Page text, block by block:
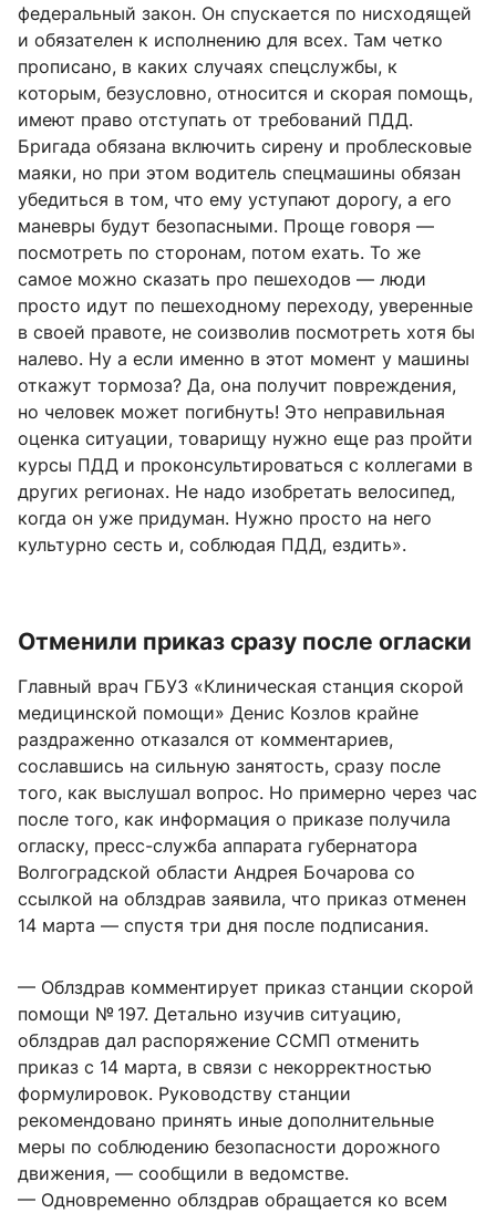
федеральный закон. Он спускается по нисходящей
и обязателен к исполнению для всех. Там четко
прописано, в каких случаях спецслужбы, к
которым, безусловно, относится и скорая помощь,
имеют право отступать от требований ПДД.
Бригада обязана включить сирену и проблесковые
маяки, но при этом водитель спецмашины обязан
убедиться в том, что ему уступают дорогу, а его
маневры будут безопасными. Проще говоря —
посмотреть по сторонам, потом ехать. То же
самое можно сказать про пешеходов — люди
просто идут по пешеходному переходу, уверенные
в своей правоте, не соизволив посмотреть хотя бы
налево. Ну а если именно в этот момент у машины
откажут тормоза? Да, она получит повреждения,
но человек может погибнуть! Это неправильная
оценка ситуации, товарищу нужно еще раз пройти
курсы ПДД и проконсультироваться с коллегами в
других регионах. Не надо изобретать велосипед,
когда он уже придуман. Нужно просто на него
культурно сесть и, соблюдая ПДД, ездить».
Отменили приказ сразу после огласки
Главный врач ГБУЗ «Клиническая станция скорой
медицинской помощи» Денис Козлов крайне
раздраженно отказался от комментариев,
сославшись на сильную занятость, сразу после
того, как выслушал вопрос. Но примерно через час
после того, как информация о приказе получила
огласку, пресс-служба аппарата губернатора
Волгоградской области Андрея Бочарова со
ссылкой на облздрав заявила, что приказ отменен
14 марта — спустя три дня после подписания.
— Облздрав комментирует приказ станции скорой
помощи № 197. Детально изучив ситуацию,
облздрав дал распоряжение ССМП отменить
приказ с 14 марта, в связи с некорректностью
формулировок. Руководству станции
рекомендовано принять иные дополнительные
меры по соблюдению безопасности дорожного
движения, — сообщили в ведомстве.
— Одновременно облздрав обращается ко всем